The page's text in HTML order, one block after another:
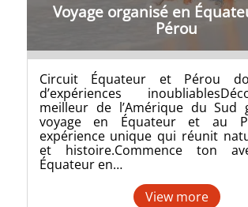
Voyage organisé en
Pérou
Circuit Équateur et Pérou
d’expériences
meilleur de l’Amérique du Sud
voyage en Équateur et au
expérience unique qui réunit
et histoire.Commence ton
Équateur en…
View more